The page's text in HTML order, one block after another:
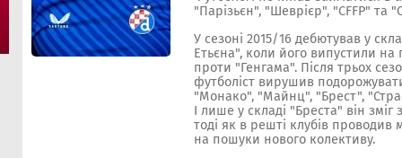
"Парізьєн", "Шеврієр", "CFFP" та
У сезоні 2015/16 дебютував у
Етьєна", коли його випустили на
проти "Генгама". Після трьох
футболіст вирушив
"Монако", "Майнц", "Брест",
І лише у складі "Бреста" він
тоді як в решті клубів
на пошуки нового колективу.